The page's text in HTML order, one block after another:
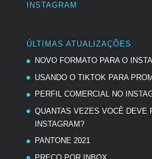
INSTAGRAM
ÚLTIMAS ATUALIZAÇÕES
NOVO FORMATO PARA O
USANDO O TIKTOK PARA
PERFIL COMERCIAL NO
QUANTAS VEZES VOCÊ DEVE
INSTAGRAM?
PANTONE 2021